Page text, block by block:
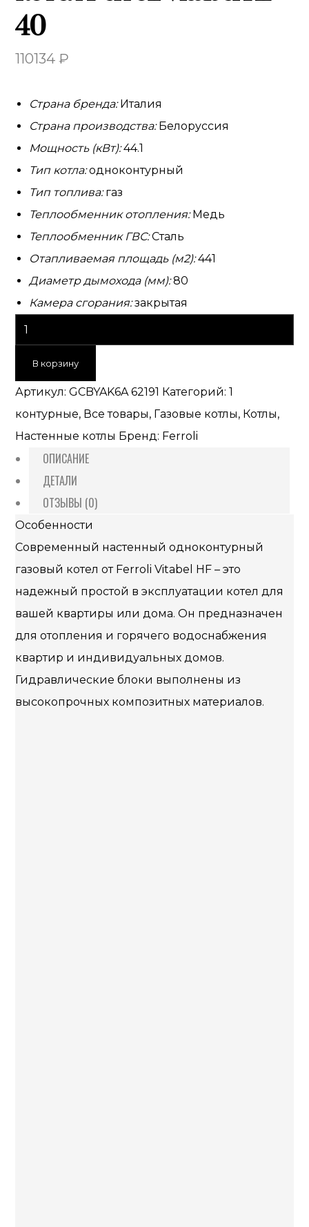
40
110134₽
Страна бренда:Италия
Страна производства:Белоруссия
Мощность (кВт):44.1
Тип котла:одноконтурный
Тип топлива:газ
Теплообменник отопления:Медь
Теплообменник ГВС:Сталь
Отапливаемая площадь (м2):441
Диаметр дымохода (мм):80
Камера сгорания:закрытая
В корзину
Артикул:GCBYAK6A 62191 Категорий:1
контурные, Все товары, Газовые котлы, Котлы,
Настенные котлы Бренд: Ferroli
ОПИСАНИЕ
ДЕТАЛИ
ОТЗЫВЫ (0)
Особенности
Современный настенный одноконтурный
газовый котел от Ferroli Vitabel HF – это
надежный простой в эксплуатации котел для
вашей квартиры или дома. Он предназначен
для отопления и горячего водоснабжения
квартир и индивидуальных домов.
Гидравлические блоки выполнены из
высокопрочных композитных материалов.